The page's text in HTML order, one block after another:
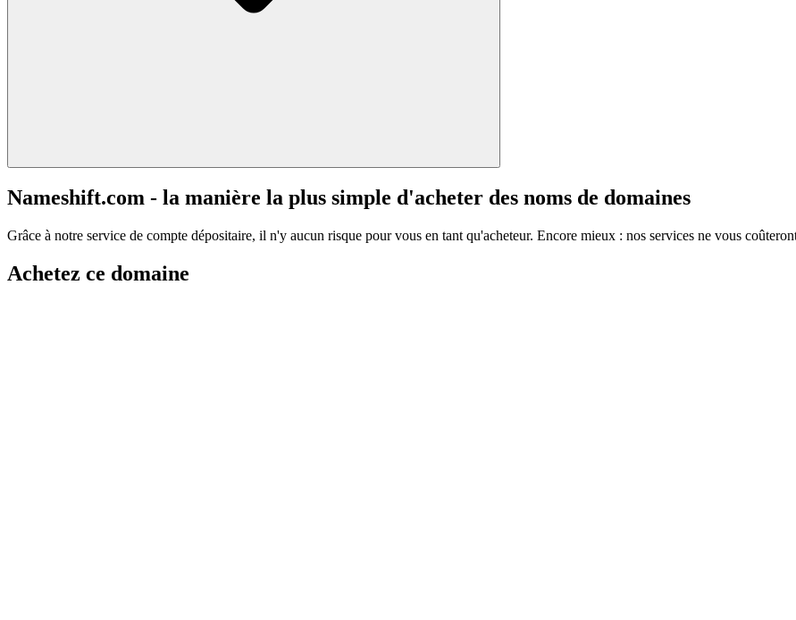
Nameshift.com - la manière la plus simple d'acheter des noms de domaines
Grâce à notre service de compte dépositaire, il n'y aucun risque pour vous en tant qu'acheteur. Encore mieux : nos services ne vous
Achetez ce domaine